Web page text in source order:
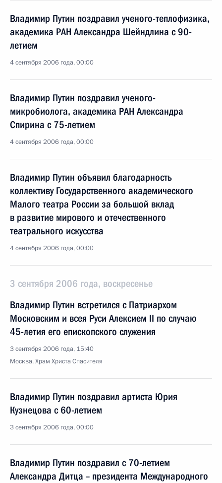
Владимир Путин поздравил ученого-теплофизика,
академика РАН Александра Шейндлина с 90-
летием
4 сентября 2006 года, 00:00
Владимир Путин поздравил ученого-
микробиолога, академика РАН Александра
Спирина с 75-летием
4 сентября 2006 года, 00:00
Владимир Путин объявил благодарность
коллективу Государственного академического
Малого театра России за большой вклад
в развитие мирового и отечественного
театрального искусства
4 сентября 2006 года, 00:00
3 сентября 2006 года, воскресенье
Владимир Путин встретился с Патриархом
Московским и всея Руси Алексием II по случаю
45-летия его епископского служения
3 сентября 2006 года, 15:40
Москва, Храм Христа Спасителя
Владимир Путин поздравил артиста Юрия
Кузнецова с 60-летием
3 сентября 2006 года, 00:00
Владимир Путин поздравил с 70-летием
Александра Дитца – президента Международного